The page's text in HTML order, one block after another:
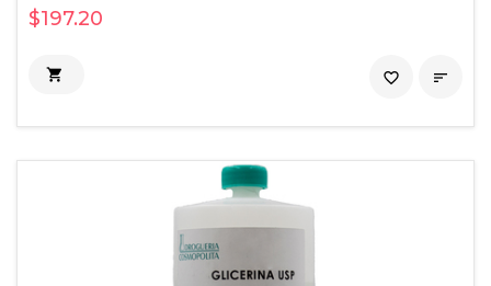
$197.20
 
favorite_border